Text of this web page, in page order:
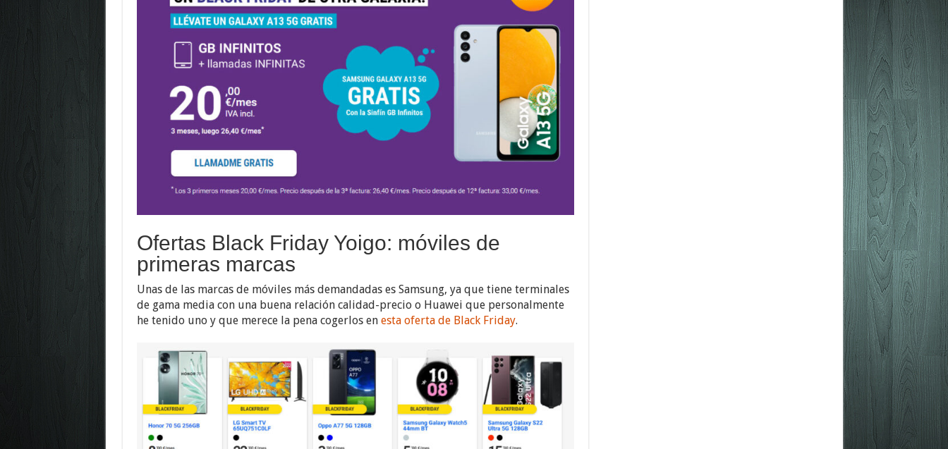
Ofertas Black Friday Yoigo: móviles de
primeras marcas
Unas de las marcas de móviles más demandadas es Samsung, ya que tiene terminales
de gama media con una buena relación calidad-precio o Huawei que personalmente
he tenido uno y que merece la pena cogerlos en esta oferta de Black Friday.